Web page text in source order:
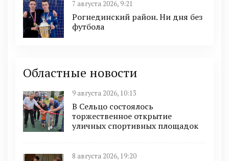
7 августа 2026, 9:21
Рогнединский район. Ни дня без
футбола
Областные новости
9 августа 2026, 10:13
В Сельцо состоялось
торжественное открытие
уличных спортивных площадок
8 августа 2026, 19:20